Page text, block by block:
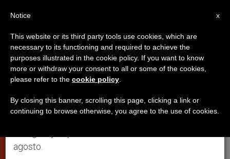
CIUDAD DEL VATICANO
×
Aviso importante
Del 27 de julio al 7 de agosto haremos la pausa
anual, aprovechando que en el periodo de verano
se generan menos informaciones y también el
agosto.
x
Notice
This website or its third party tools use cookies, which are
necessary to its functioning and required to achieve the
purposes illustrated in the cookie policy. If you want to know
more or withdraw your consent to all or some of the cookies,
please refer to the cookie policy
By closing this banner, scrolling this page, clicking a link or
continuing to browse otherwise, you agree to the use of cookies.